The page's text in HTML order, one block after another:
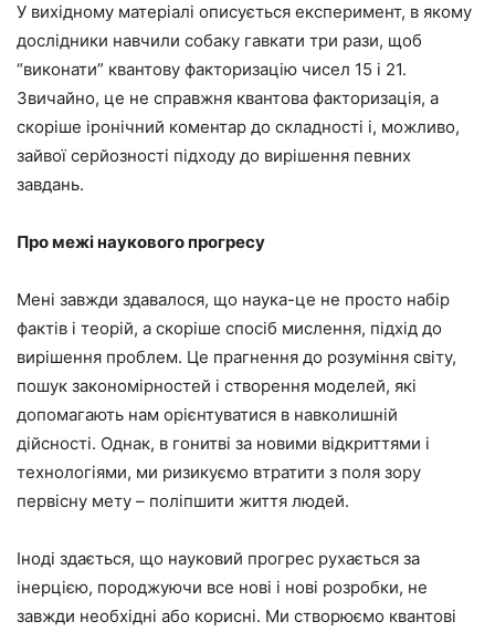
У вихідному матеріалі описується експеримент, в якому
дослідники навчили собаку гавкати три рази, щоб
“виконати” квантову факторизацію чисел 15 і 21.
Звичайно, це не справжня квантова факторизація, а
скоріше іронічний коментар до складності і, можливо,
зайвої серйозності підходу до вирішення певних
завдань.
Про межі наукового прогресу
Мені завжди здавалося, що наука-це не просто набір
фактів і теорій, а скоріше спосіб мислення, підхід до
вирішення проблем. Це прагнення до розуміння світу,
пошук закономірностей і створення моделей, які
допомагають нам орієнтуватися в навколишній
дійсності. Однак, в гонитві за новими відкриттями і
технологіями, ми ризикуємо втратити з поля зору
первісну мету – поліпшити життя людей.
Іноді здається, що науковий прогрес рухається за
інерцією, породжуючи все нові і нові розробки, не
завжди необхідні або корисні. Ми створюємо квантові